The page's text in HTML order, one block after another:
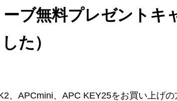
ブ無料プレゼントキ
た）
、APCmini、APC KEY25をお買い上げ